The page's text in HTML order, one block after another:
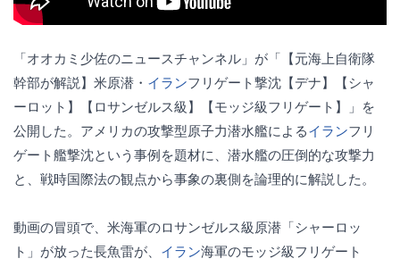
「オオカミ少佐のニュースチャンネル」が「【元海上自衛隊
幹部が解説】米原潜・ イランフリゲート撃沈【デナ】【シャ
ーロット】【ロサンゼルス級】【モッジ級フリゲート】」を
公開した。アメリカの攻撃型原子力潜水艦によるイランフリ
ゲート艦撃沈という事例を題材に、潜水艦の圧倒的な攻撃力
と、戦時国際法の観点から事象の裏側を論理的に解説した。
動画の冒頭で、米海軍のロサンゼルス級原潜「シャーロッ
ト」が放った長魚雷が、 イラン海軍のモッジ級フリゲート